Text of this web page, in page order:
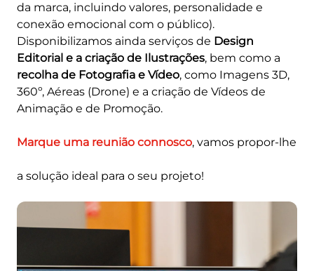
da marca, incluindo valores, personalidade e
conexão emocional com o público).
Disponibilizamos ainda serviços de Design
Editorial e a criação de Ilustrações, bem como a
recolha de Fotografia e Vídeo, como Imagens 3D,
360º, Aéreas (Drone) e a criação de Vídeos de
Animação e de Promoção.
Marque uma reunião connosco, vamos propor-lhe
a solução ideal para o seu projeto!